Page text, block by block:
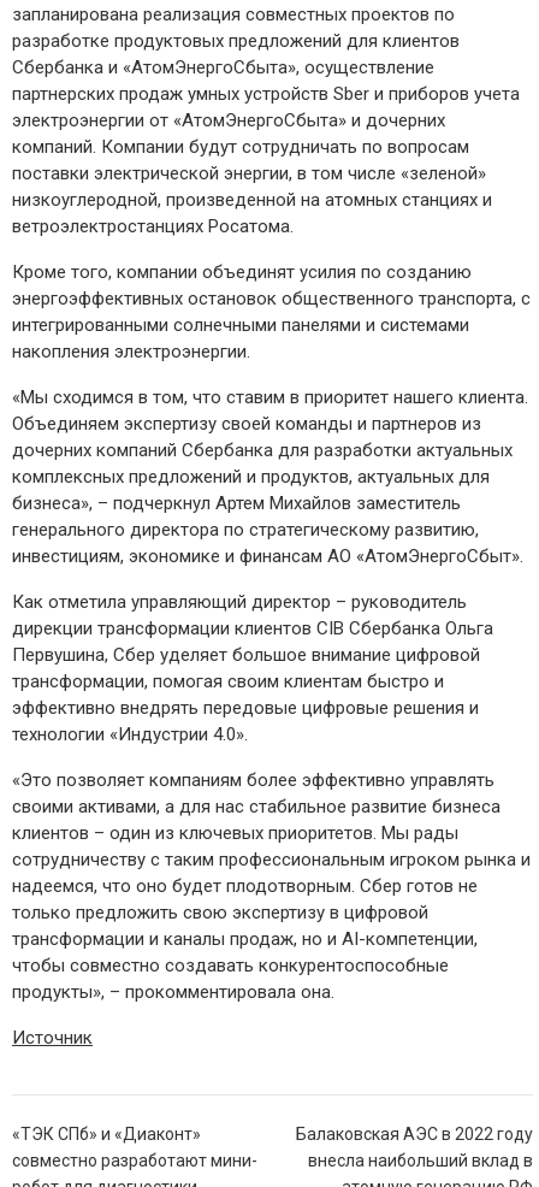
запланирована реализация совместных проектов по
разработке продуктовых предложений для клиентов
Сбербанка и «АтомЭнергоСбыта», осуществление
партнерских продаж умных устройств Sber и приборов учета
электроэнергии от «АтомЭнергоСбыта» и дочерних
компаний. Компании будут сотрудничать по вопросам
поставки электрической энергии, в том числе «зеленой»
низкоуглеродной, произведенной на атомных станциях и
ветроэлектростанциях Росатома.
Кроме того, компании объединят усилия по созданию
энергоэффективных остановок общественного транспорта, с
интегрированными солнечными панелями и системами
накопления электроэнергии.
«Мы сходимся в том, что ставим в приоритет нашего клиента.
Объединяем экспертизу своей команды и партнеров из
дочерних компаний Сбербанка для разработки актуальных
комплексных предложений и продуктов, актуальных для
бизнеса», – подчеркнул Артем Михайлов заместитель
генерального директора по стратегическому развитию,
инвестициям, экономике и финансам АО «АтомЭнергоСбыт».
Как отметила управляющий директор – руководитель
дирекции трансформации клиентов CIB Сбербанка Ольга
Первушина, Сбер уделяет большое внимание цифровой
трансформации, помогая своим клиентам быстро и
эффективно внедрять передовые цифровые решения и
технологии «Индустрии 4.0».
«Это позволяет компаниям более эффективно управлять
своими активами, а для нас стабильное развитие бизнеса
клиентов – один из ключевых приоритетов. Мы рады
сотрудничеству с таким профессиональным игроком рынка и
надеемся, что оно будет плодотворным. Сбер готов не
только предложить свою экспертизу в цифровой
трансформации и каналы продаж, но и AI-компетенции,
чтобы совместно создавать конкурентоспособные
продукты», – прокомментировала она.
Источник
Навигация
по
«ТЭК СПб» и «Диаконт»
совместно разработают мини-
Балаковская АЭС в 2022 году
внесла наибольший вклад в